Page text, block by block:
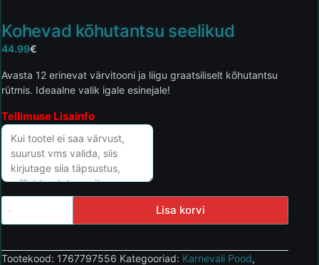
Kohevad kõhutantsu seelikud
44.99€
Avasta 12 erinevat värvitooni ja liigu graatsiliselt kõhutantsu
rütmis. Ideaalne valik igale esinejale!
Tellimuse Lisainfo
Lisa korvi
Tootekood: 1767797556 Kategooriad: Karnevali Pood,